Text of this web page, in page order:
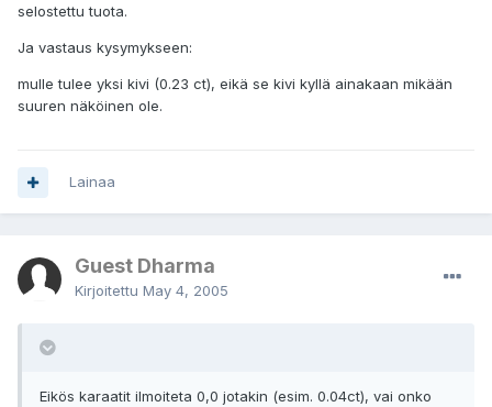
selostettu tuota.
Ja vastaus kysymykseen:
mulle tulee yksi kivi (0.23 ct), eikä se kivi kyllä ainakaan mikään
suuren näköinen ole.
Lainaa
Guest Dharma
Kirjoitettu May 4, 2005
Eikös karaatit ilmoiteta 0,0 jotakin (esim. 0.04ct), vai onko